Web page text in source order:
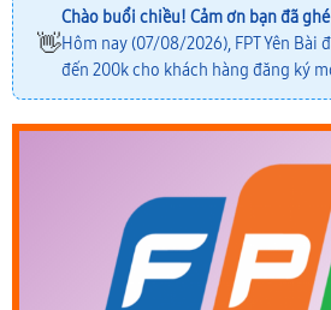
👋
Chào buổi chiều! Cảm ơn bạn đã
Hôm nay (07/08/2026), FPT Yên Bài
đến 200k cho khách hàng đăng ký